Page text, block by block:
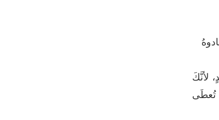
لأنَّكَ
تُعطَى